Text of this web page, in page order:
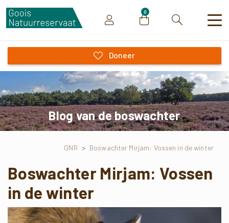
0
Zoeken
Doneer
Blog van de boswachter
GNR > Boswachter Mirjam: Vossen in de winter
Boswachter Mirjam: Vossen
in de winter